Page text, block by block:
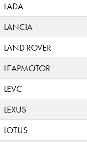
LADA
LANCIA
LAND ROVER
LEAPMOTOR
LEVC
LEXUS
LOTUS